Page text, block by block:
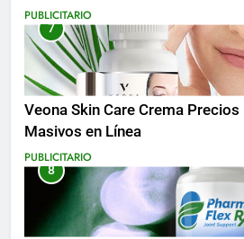
Costa Rica y Más
PUBLICITARIO
7
Veona Skin Care Crema
Masivos en Línea
PUBLICITARIO
8